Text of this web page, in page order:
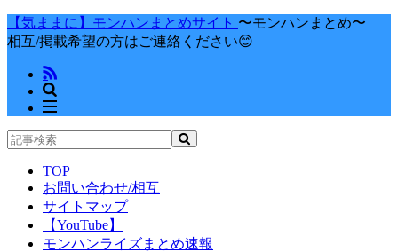
【気ままに】モンハンまとめサイト 〜モンハンまとめ〜
相互/掲載希望の方はご連絡ください😊
TOP
お問い合わせ/相互
サイトマップ
【YouTube】
モンハンライズまとめ速報